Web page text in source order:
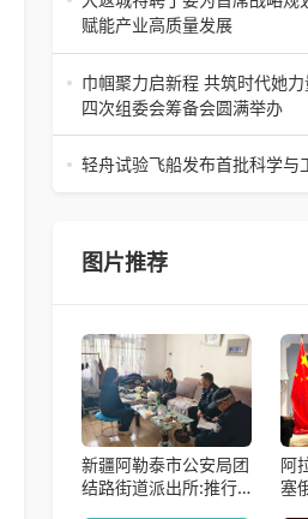
日，江苏省苏州市吴中白金汉
赋能产业高质量发展
2026年4月16日，大返城（浙
隆重举行签约仪式，正式特聘
席战略规划师。此次强强联合
巾帼聚力启新程 共筑时代她
四次组委会筹备会圆满举办
巾帼聚力启新程 共筑时代她
四次组委会筹备会圆满举办
轻舟试验飞船发布首批科学与
图片推荐
新疆阿勒泰市公安局团
结路街道派出所:推行
阿
塞